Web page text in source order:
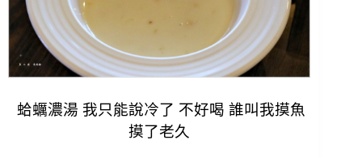
蛤蠣濃湯 我只能說冷了 不好喝 誰叫我摸魚
摸了老久